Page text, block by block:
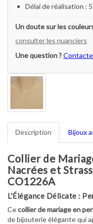
Délai de réalisation :
Un doute sur les
consulter les nuanciers
Une question ?
Description Bijoux
Collier de
Nacrées et
CO1226A
L'Élégance Délicate :
Cecollier de mariage en
de bijouterie élégante qui